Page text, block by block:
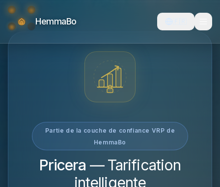
HemmaBo
Partie de la couche de confiance VRP de
HemmaBo
Pricera —Tarification
intelligente